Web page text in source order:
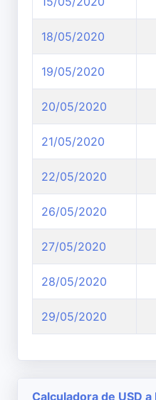
18/05/2020
19/05/2020
20/05/2020
21/05/2020
22/05/2020
26/05/2020
27/05/2020
28/05/2020
29/05/2020
Calculadora de USD